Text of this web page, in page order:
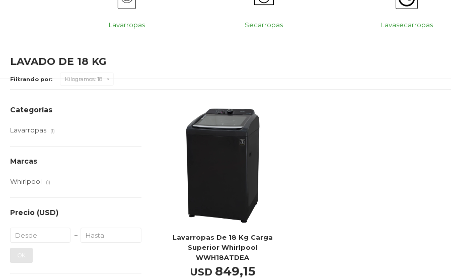
Lavarropas Secarropas Lavasecarropas
LAVADO DE 18 KG
Filtrando por: Kilogramos: 18
Lavarropas De 18 Kg Carga
Superior Whirlpool
WWH18ATDEA
USD 849,15
Categorías
Lavarropas (1)
Marcas
Whirlpool (1)
Precio (USD)
OK